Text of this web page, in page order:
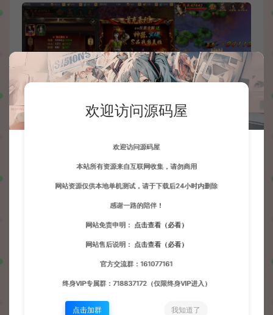
欢迎访问源码屋
欢迎访问源码屋
本站所有资源来自互联网收集，请勿商用
网站资源仅供本地单机测试，请于下载后24小时内删除
感谢一路的陪伴！
网站免责申明： 点击查看（必看）
网站售后说明： 点击查看（必看）
官方交流群：161077161
终身VIP专属群：718837172（仅限终身VIP进入）
点击加群 我知道了